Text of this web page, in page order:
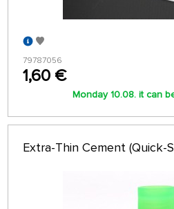
79787056
1,60 €
Monday 10.08. it can
Extra-Thin Cement (Quick-